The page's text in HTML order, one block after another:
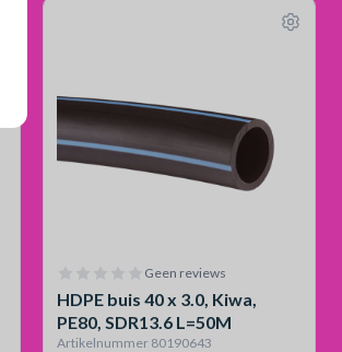
Geen reviews
HDPE buis 40 x 3.0, Kiwa,
PE80, SDR13.6 L=50M
Artikelnummer 80190643